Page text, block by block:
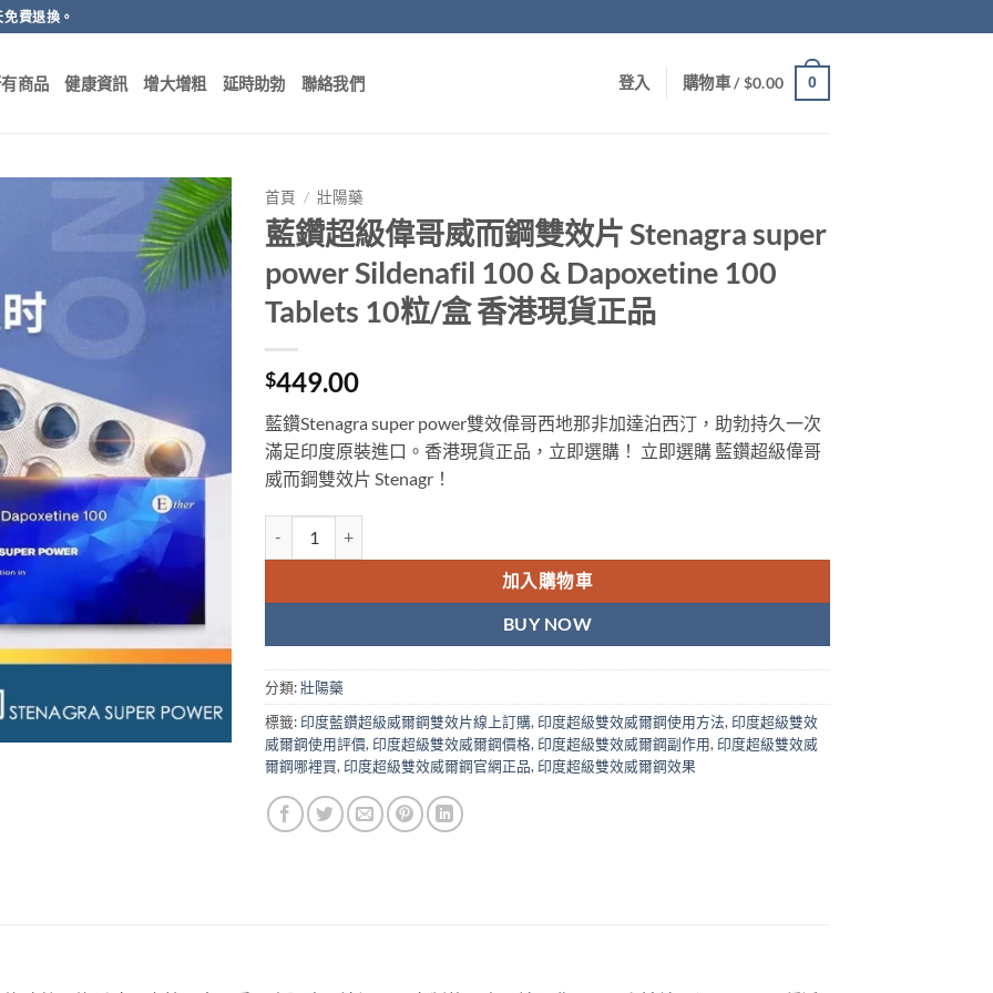
費退換。
商品 健康資訊 增大增粗 延時助勃 聯絡我們 登入 購物車 /$0.00 0
首頁 / 壯陽藥
藍鑽超級偉哥威而鋼雙效片 Stenagra super
power Sildenafil 100 & Dapoxetine 100
Tablets 10粒/盒 香港現貨正品
$449.00
藍鑽Stenagra super power雙效偉哥西地那非加達泊西汀，助勃持久一次
滿足印度原裝進口。香港現貨正品，立即選購！ 立即選購 藍鑽超級偉哥
威而鋼雙效片 Stenagr！
加入購物車
BUY NOW
分類:壯陽藥
標籤: 印度藍鑽超級威爾鋼雙效片線上訂購, 印度超級雙效威爾鋼使用方法, 印度超級雙效
威爾鋼使用評價, 印度超級雙效威爾鋼價格, 印度超級雙效威爾鋼副作用, 印度超級雙效威
爾鋼哪裡買, 印度超級雙效威爾鋼官網正品, 印度超級雙效威爾鋼效果